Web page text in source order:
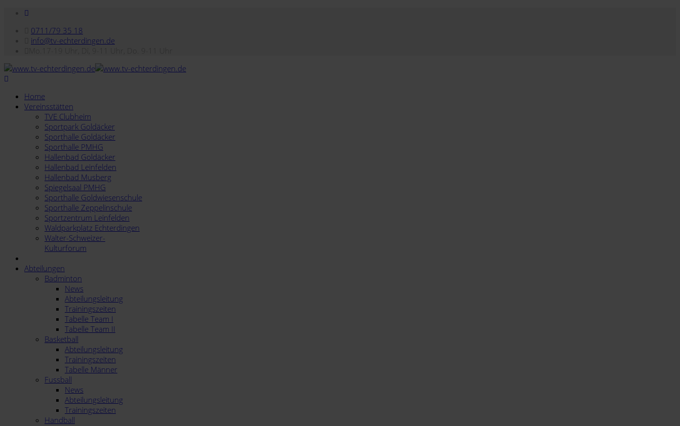
0711/79 35 18
info@tv-echterdingen.de
Home
Vereinsstätten
TVE Clubheim
Sportpark Goldäcker
Sporthalle Goldäcker
Sporthalle PMHG
Hallenbad Goldäcker
Hallenbad Leinfelden
Hallenbad Musberg
Spiegelsaal PMHG
Sporthalle Goldwiesenschule
Sporthalle Zeppelinschule
Sportzentrum Leinfelden
Waldparkplatz Echterdingen
Walter-Schweizer-
Kulturforum
Abteilungen
Badminton
News
Abteilungsleitung
Trainingszeiten
Tabelle Team I
Tabelle Team II
Basketball
Abteilungsleitung
Trainingszeiten
Tabelle Männer
Fussball
News
Abteilungsleitung
Trainingszeiten
Handball